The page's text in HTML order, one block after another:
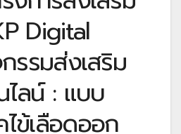
Digital
รรมส่งเสริม
ไลน์ : แบบ
ข้เลือดออก